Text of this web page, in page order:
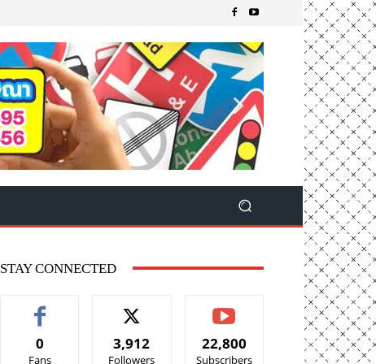
STAY CONNECTED
0
Fans
3,912
Followers
22,800
Subscribers